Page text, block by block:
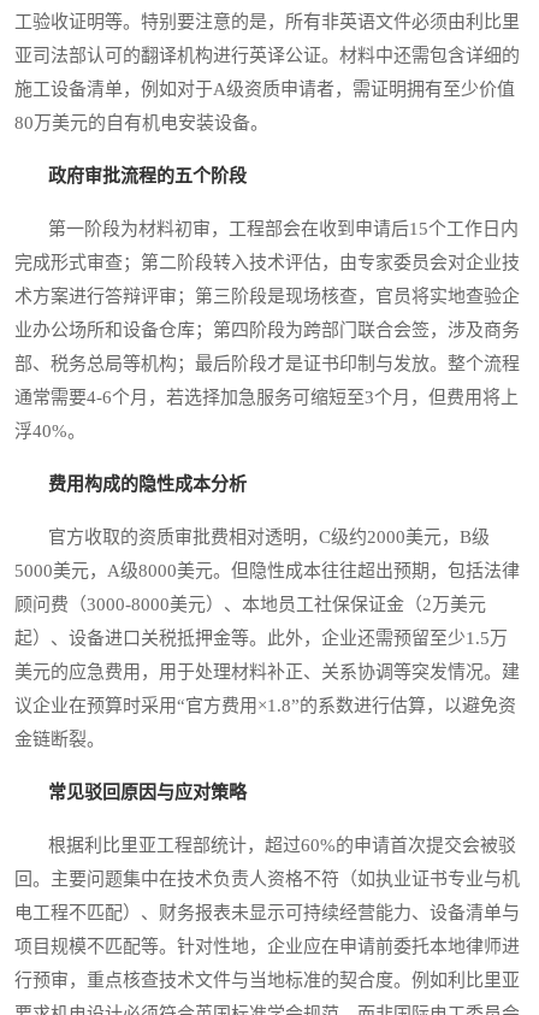
工验收证明等。特别要注意的是，所有非英语文件必须由利比里
亚司法部认可的翻译机构进行英译公证。材料中还需包含详细的
施工设备清单，例如对于A级资质申请者，需证明拥有至少价值
80万美元的自有机电安装设备。
政府审批流程的五个阶段
第一阶段为材料初审，工程部会在收到申请后15个工作日内
完成形式审查；第二阶段转入技术评估，由专家委员会对企业技
术方案进行答辩评审；第三阶段是现场核查，官员将实地查验企
业办公场所和设备仓库；第四阶段为跨部门联合会签，涉及商务
部、税务总局等机构；最后阶段才是证书印制与发放。整个流程
通常需要4-6个月，若选择加急服务可缩短至3个月，但费用将上
浮40%。
费用构成的隐性成本分析
官方收取的资质审批费相对透明，C级约2000美元，B级
5000美元，A级8000美元。但隐性成本往往超出预期，包括法律
顾问费（3000-8000美元）、本地员工社保保证金（2万美元
起）、设备进口关税抵押金等。此外，企业还需预留至少1.5万
美元的应急费用，用于处理材料补正、关系协调等突发情况。建
议企业在预算时采用“官方费用×1.8”的系数进行估算，以避免资
金链断裂。
常见驳回原因与应对策略
根据利比里亚工程部统计，超过60%的申请首次提交会被驳
回。主要问题集中在技术负责人资格不符（如执业证书专业与机
电工程不匹配）、财务报表未显示可持续经营能力、设备清单与
项目规模不匹配等。针对性地，企业应在申请前委托本地律师进
行预审，重点核查技术文件与当地标准的契合度。例如利比里亚